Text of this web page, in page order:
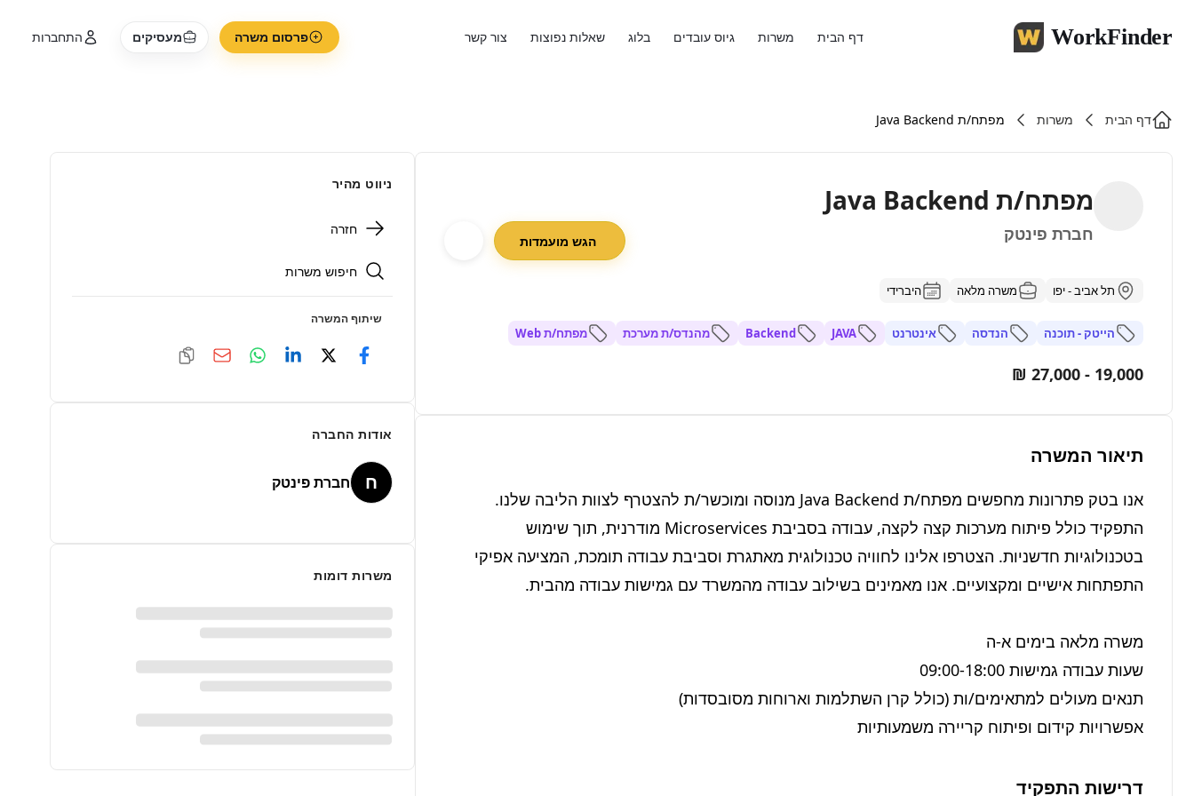
WorkFinder דף הבית משרות גיוס עובדים בלוג שאלות נפוצות צור קשר פרסום משרה מעסיקים התחברות
דף הבית משרות מפתח/ת Java Backend
מפתח/ת Java Backend
חברת פינטק הגש מועמדות
תל אביב - יפו משרה מלאה היברידי
הייטק - תוכנה הנדסה אינטרנט JAVA
Backend מהנדס/ת מערכת מפתח/ת Web
19,000 - 27,000 ₪
תיאור המשרה
אפשרויות קידום ופיתוח קריירה משמעותיות
דרישות התפקיד
ניווט מהיר
חזרה
חיפוש משרות
שיתוף המשרה
אודות החברה
ח חברת פינטק
משרות דומות